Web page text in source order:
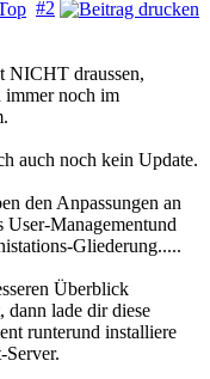
#2
NICHT draussen,
immer noch im
auch noch kein Update.
den Anpassungen an
User-Managementund
Gliederung.....
Überblick
dann lade dir diese
runterund installiere
Server.